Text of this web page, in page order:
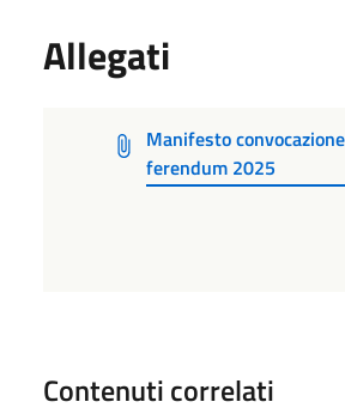
Allegati
Manifesto
ferendum 2025
Contenuti correlati